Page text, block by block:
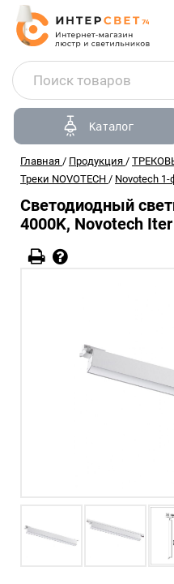
Каталог
Главная / Продукция /
Треки NOVOTECH / Novotech
Светодиодный
4000K, Novotech